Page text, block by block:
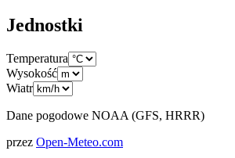
Jednostki
Temperatura
Wysokość
Wiatr
Dane pogodowe NOAA (GFS, HRRR)
przez Open-Meteo.com